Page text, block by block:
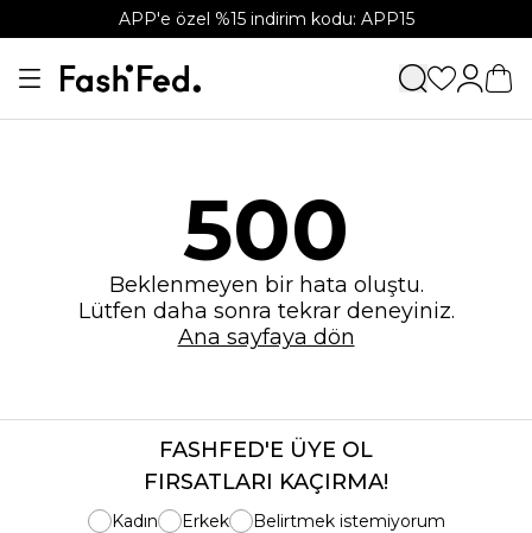
APP'e özel %15 indirim kodu: APP15
500
Beklenmeyen bir hata oluştu.
Lütfen daha sonra tekrar deneyiniz.
Ana sayfaya dön
FASHFED'E ÜYE OL
FIRSATLARI KAÇIRMA!
Kadın Erkek
Belirtmek istemiyorum